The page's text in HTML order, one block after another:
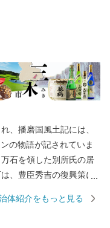
、播磨国風土記には、
の物語が記されていま
石を領した別所氏の居
、豊臣秀吉の復興策に
体紹介をもっと見る